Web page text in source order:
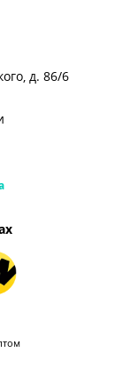
д. 86/6